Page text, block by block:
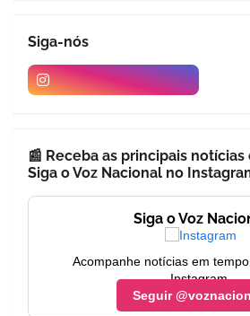
Siga-nós
📰 Receba as principais
Siga o Voz Nacional no
Siga o Voz
Acompanhe notícias em
Instagram.
Seguir